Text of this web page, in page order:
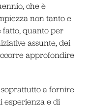
che è
non tanto e
fatto, quanto per
assunte, dei
approfondire
a fornire
esperienza e di